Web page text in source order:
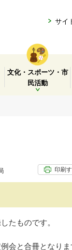
サイ
文化・スポーツ・市
民活動
印刷
たものです。
会と合冊となり